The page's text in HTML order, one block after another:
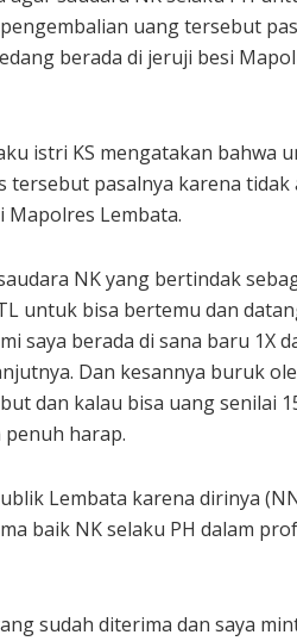
uang tersebut
berada di jeruji besi
istri KS mengatakan bahwa
tersebut pasalnya karena
Mapolres Lembata.
NK yang bertindak
untuk bisa bertemu dan
saya berada di sana baru 1X
Dan kesannya buruk
dan kalau bisa uang senilai
penuh harap.
Lembata karena dirinya
baik NK selaku PH dalam
sudah diterima dan saya